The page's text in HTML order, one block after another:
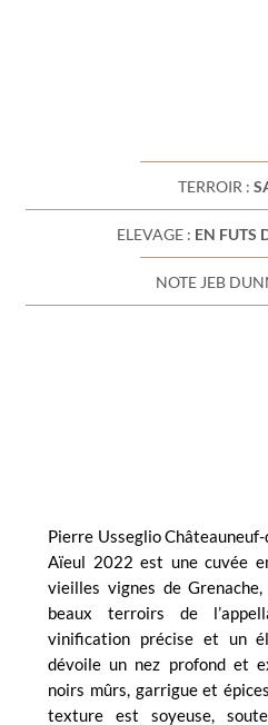
TERROIR :
ELEVAGE : EN FUTS
NOTE JEB
Pierre Usseglio
Aïeul 2022 est une cuvée
vieilles vignes de
beaux terroirs de
vinification précise et un
dévoile un nez profond et
noirs mûrs, garrigue et
texture est soyeuse,